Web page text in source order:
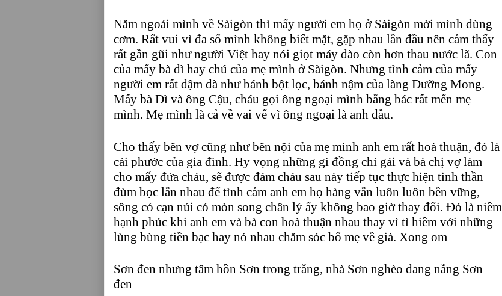
Năm ngoái mình về Sàigòn thì mấy người em họ ở Sàigòn mời mình dùng
cơm. Rất vui vì đa số mình không biết mặt, gặp nhau lần đầu nên cảm thấy
rất gần gũi như người Việt hay nói giọt máy đào còn hơn thau nước lã. Con
của mấy bà dì hay chú của mẹ mình ở Sàigòn. Nhưng tình cảm của mấy
người em rất đậm đà như bánh bột lọc, bánh nậm của làng Dưỡng Mong.
Mấy bà Dì và ông Cậu, cháu gọi ông ngoại mình bằng bác rất mến mẹ
mình. Mẹ mình là cả về vai vế vì ông ngoại là anh đầu.
Cho thấy bên vợ cũng như bên nội của mẹ mình anh em rất hoà thuận, đó là
cái phước của gia đình. Hy vọng những gì đồng chí gái và bà chị vợ làm
cho mấy đứa cháu, sẽ được đám cháu sau này tiếp tục thực hiện tinh thần
đùm bọc lẫn nhau để tình cảm anh em họ hàng vẫn luôn luôn bền vững,
sông có cạn núi có mòn song chân lý ấy không bao giờ thay đổi. Đó là niềm
hạnh phúc khi anh em và bà con hoà thuận nhau thay vì tì hiềm với những
lùng bùng tiền bạc hay nó nhau chăm sóc bố mẹ về già. Xong om
Sơn đen nhưng tâm hồn Sơn trong trắng, nhà Sơn nghèo dang nắng Sơn
đen